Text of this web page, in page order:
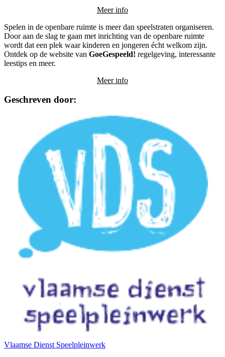
Meer info
Spelen in de openbare ruimte is meer dan speelstraten organiseren.
Door aan de slag te gaan met inrichting van de openbare ruimte
wordt dat een plek waar kinderen en jongeren écht welkom zijn.
Ontdek op de website van GoeGespeeld! regelgeving, interessante
leestips en meer.
Meer info
Geschreven door:
Vlaamse Dienst Speelpleinwerk